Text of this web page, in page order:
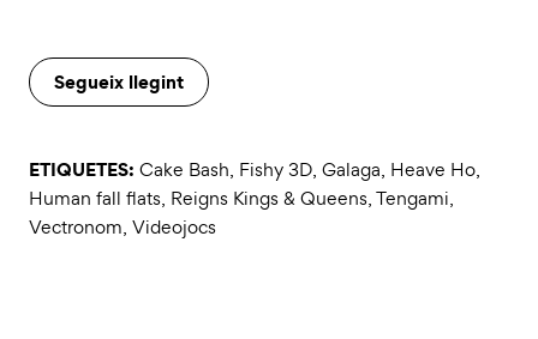
Segueix llegint
ETIQUETES: Cake Bash, Fishy 3D, Galaga, Heave Ho,
Human fall flats, Reigns Kings & Queens,Tengami,
Vectronom, Videojocs